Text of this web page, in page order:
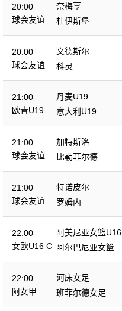
20:00
球会友谊
奈梅亨
杜伊斯堡
20:00
球会友谊
文德斯尔
科灵
21:00
欧青U19
丹麦U19
意大利U19
21:00
球会友谊
加特斯洛
比勒菲尔德
21:00
球会友谊
特诺皮尔
罗姆内
22:00
女欧U16 C
阿美尼亚女篮U16
阿尔巴尼亚女篮U1
6
22:00
阿女甲
河床女足
班菲尔德女足